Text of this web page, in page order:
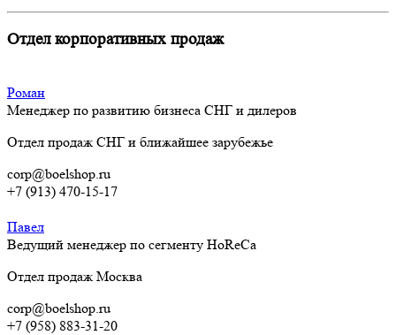
Отдел корпоративных продаж
Роман
Менеджер по развитию бизнеса СНГ и дилеров
Отдел продаж СНГ и ближайшее зарубежье
corp@boelshop.ru
+7 (913) 470-15-17
Павел
Ведущий менеджер по сегменту HoReCa
Отдел продаж Москва
corp@boelshop.ru
+7 (958) 883-31-20